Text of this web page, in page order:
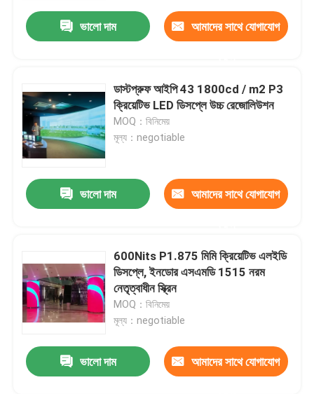
ভালো দাম আমাদের সাথে যোগাযোগ
ডাস্টপ্রুফ আইপি 43 1800cd / m2 P3
ক্রিয়েটিভ LED ডিসপ্লে উচ্চ রেজোলিউশন
MOQ：বিনিমেয়
মূল্য：negotiable
ভালো দাম আমাদের সাথে যোগাযোগ
600Nits P1.875 মিমি ক্রিয়েটিভ এলইডি
ডিসপ্লে, ইনডোর এসএমডি 1515 নরম
নেতৃত্বাধীন স্ক্রিন
MOQ：বিনিমেয়
মূল্য：negotiable
ভালো দাম আমাদের সাথে যোগাযোগ